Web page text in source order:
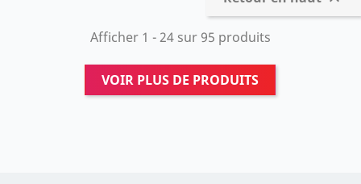
Afficher 1 - 24 sur 95 produits
VOIR PLUS DE PRODUITS